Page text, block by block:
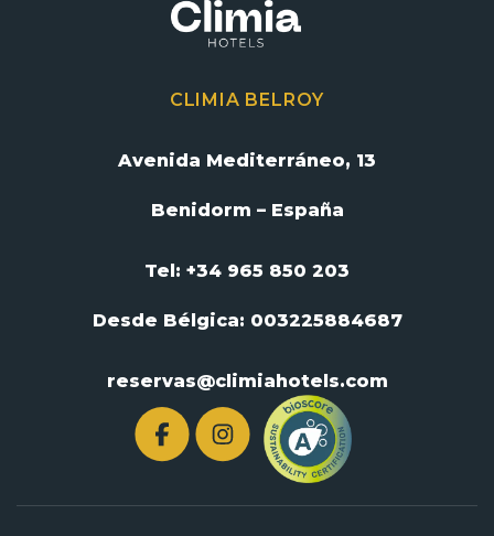
CLIMIA BELROY
Avenida Mediterráneo, 13
Benidorm – España
Tel: +34 965 850 203
Desde Bélgica: 003225884687
reservas@climiahotels.com